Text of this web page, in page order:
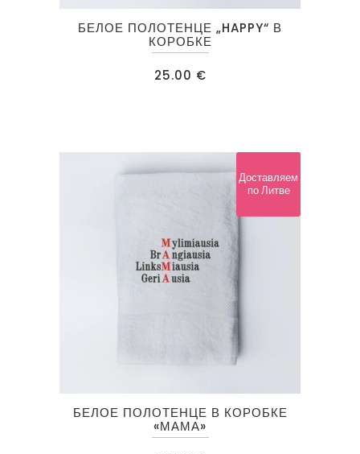
БЕЛОЕ ПОЛОТЕНЦЕ „HAPPY“ В
КОРОБКЕ
25.00 €
БЕЛОЕ ПОЛОТЕНЦЕ В КОРОБКЕ
«МАМА»
Доставляем
по Литве